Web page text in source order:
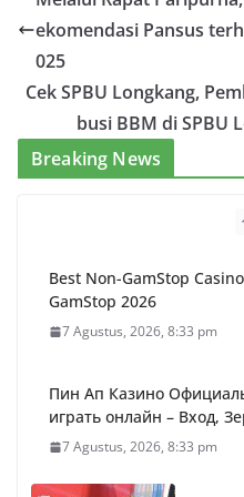
ekomendasi Pansus
025
Cek SPBU Longkang,
busi BBM di SPBU
Breaking News
Best Non-GamStop
GamStop 2026
7 Agustus, 2026, 8:33 pm
Пин Ап Казино
играть онлайн – Вход,
7 Agustus, 2026, 8:33 pm